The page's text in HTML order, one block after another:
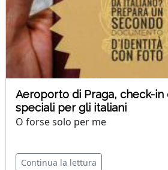
Aeroporto di Praga, check-in
speciali per gli italiani
O forse solo per me
Continua la lettura